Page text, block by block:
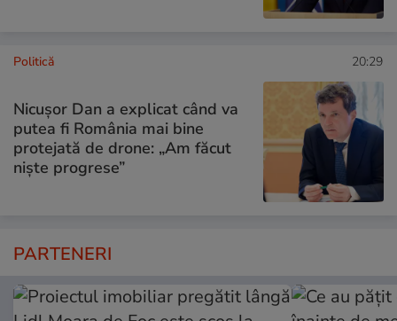
Politică 20:29
Nicușor Dan a explicat când va
putea fi România mai bine
protejată de drone: „Am făcut
niște progrese”
PARTENERI